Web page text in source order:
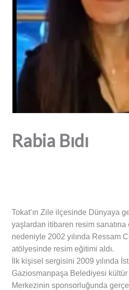
Rabia Bıdı
Tokat’ın Zile ilçesinde Dünyaya
yaşlardan itibaren resim sanatına
nedeniyle 2002 yılında Ressam
atölyesinde resim eğitimi aldı.
İlk kişisel sergisini 2009 yılında
Gaziosmanpaşa Belediyesi
Merkezinin sponsorluğunda